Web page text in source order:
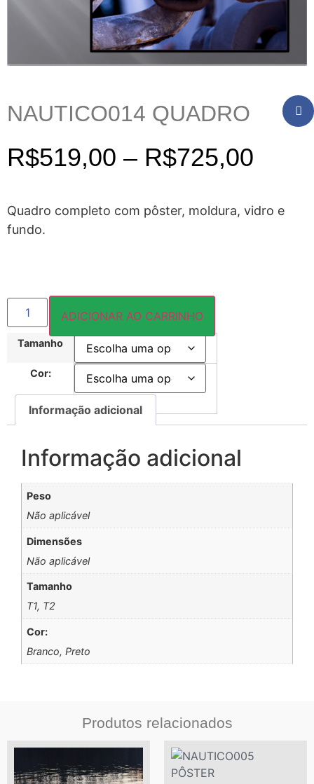
NAUTICO014 QUADRO
R$519,00 – R$725,00
Quadro completo com pôster, moldura, vidro e
fundo.
Tamanho
Cor:
ADICIONAR AO CARRINHO
Informação adicional
Informação adicional
Peso
Não aplicável
Dimensões
Não aplicável
Tamanho
T1, T2
Cor:
Branco, Preto
Produtos relacionados